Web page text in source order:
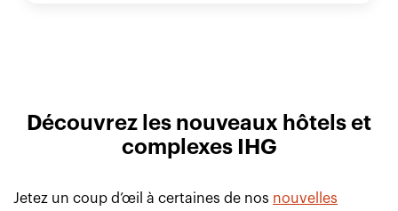
Découvrez les nouveaux hôtels et
complexes IHG
Jetez un coup d’œil à certaines de nos nouvelles